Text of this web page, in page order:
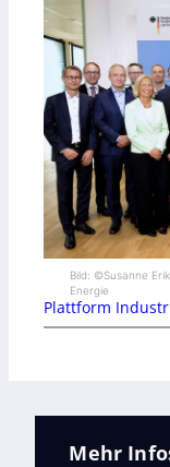
Bild: ©Susanne
Energie
Plattform
Mehr